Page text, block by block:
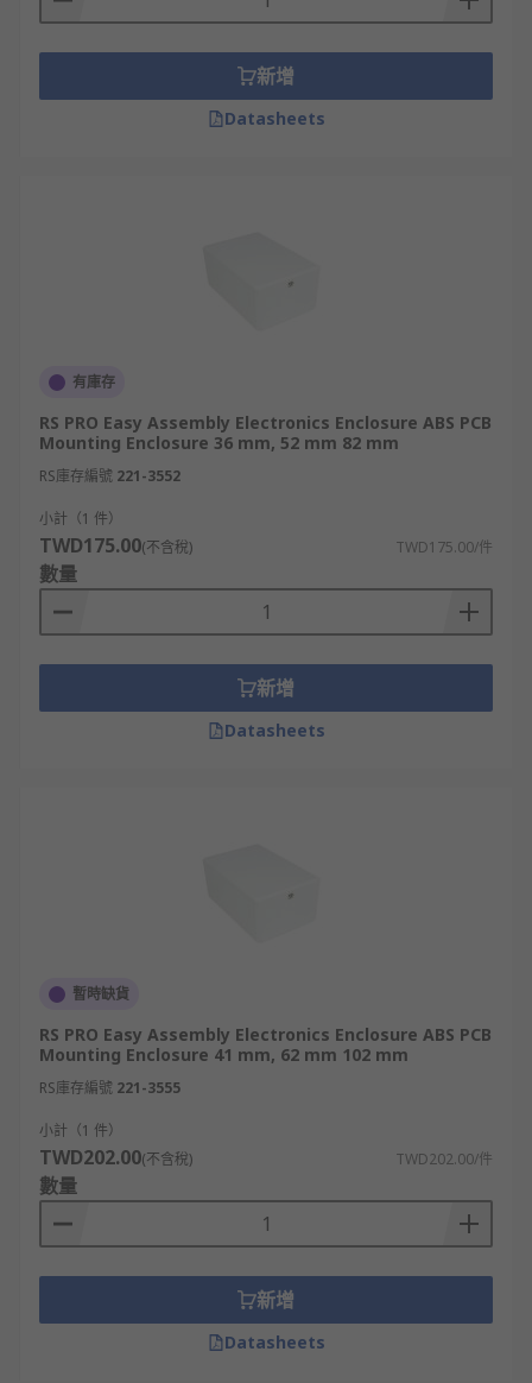
新增
Datasheets
有庫存
RS PRO Easy Assembly Electronics Enclosure ABS PCB
Mounting Enclosure 36 mm, 52 mm 82 mm
RS庫存編號 221-3552
小計（1 件）
TWD175.00(不含稅) TWD175.00/件
數量
新增
Datasheets
暫時缺貨
RS PRO Easy Assembly Electronics Enclosure ABS PCB
Mounting Enclosure 41 mm, 62 mm 102 mm
RS庫存編號 221-3555
小計（1 件）
TWD202.00(不含稅) TWD202.00/件
數量
新增
Datasheets